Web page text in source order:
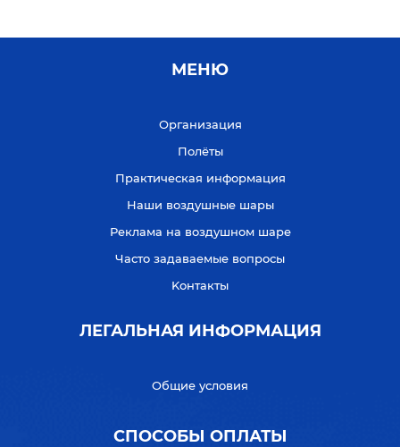
МЕНЮ
Организация
Полёты
Практическая информация
Наши воздушные шары
Реклама на воздушном шаре
Часто задаваемые вопросы
Kонтакты
ЛЕГАЛЬНАЯ ИНФОРМАЦИЯ
Общие условия
СПОСОБЫ ОПЛАТЫ